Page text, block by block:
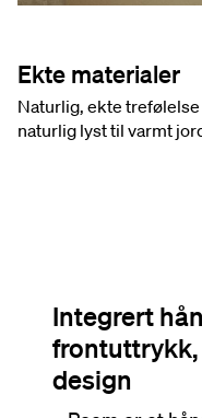
Ekte materialer
Naturlig, ekte
naturlig lyst til varmt
Integrert
design